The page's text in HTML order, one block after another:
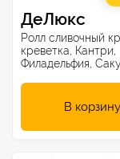
ДеЛюкс
Ролл сливочный
креветка, Кантри,
Филадельфия,
В корзину